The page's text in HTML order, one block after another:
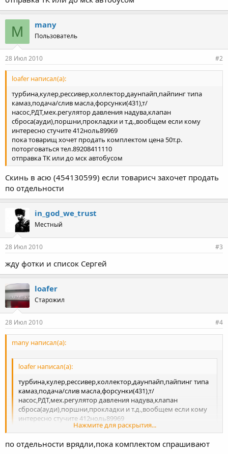
M many
Пользователь
28 Июл 2010 #2
loafer написал(а):
турбина,кулер,рессивер,коллектор,даунпайп,пайпинг типа
камаз,подача/слив масла,форсунки(431),т/
насос,РДТ,мех.регулятор давления надува,клапан
сброса(ауди),поршни,прокладки и т.д.,вообщем если кому
интересно стучите 412ноль89969
пока товарищ хочет продать комплектом цена 50т.р.
поторговаться тел.89208411110
отправка ТК или до мск автобусом
Скинь в асю (454130599) если товарисч захочет продать
по отдельности
in_god_we_trust
Местный
28 Июл 2010 #3
жду фотки и список Сергей
loafer
Старожил
28 Июл 2010 #4
many написал(а):
loafer написал(а):
турбина,кулер,рессивер,коллектор,даунпайп,пайпинг типа
камаз,подача/слив масла,форсунки(431),т/
насос,РДТ,мех.регулятор давления надува,клапан
сброса(ауди),поршни,прокладки и т.д.,вообщем если кому
интересно стучите 412ноль89969
пока товарищ хочет продать комплектом цена 50т.р.
отправка ТК или до мск автобусом
Нажмите для раскрытия...
Нажмите для раскрытия...
по отдельности врядли,пока комплектом спрашивают